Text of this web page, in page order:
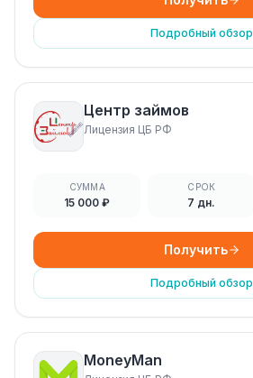
Подробный обзор
Центр займов
Лицензия ЦБ РФ
СУММА
15 000 ₽
СРОК
7 дн.
Получить
Подробный обзор
MoneyMan